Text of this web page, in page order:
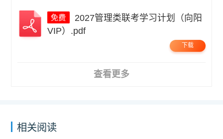
VIP）.pdf
下载
查看更多
相关阅读